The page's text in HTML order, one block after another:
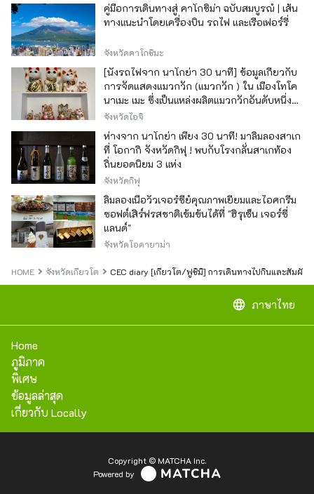
คู่มือการเดินทางสู่ คาโกชิม่า ฉบับสมบูรณ์ | เส้น
ทางแนะนำโดยเครื่องบิน รถไฟ และเรือเฟอร์รี่
จังหวัดคาโกชิมะ
[นั่งรถไฟจาก นาโกย่า 30 นาที] ข้อมูลเกี่ยวกับ
การจัดแสดงแมวกวัก (แมวกวัก ) ใน เมืองโทโค
นาเมะ เมะ ซึ่งเป็นแหล่งผลิตแมวกวักอันดับหนึ่ง
ของญี่ปุ่น
จังหวัดไอจิ
ห่างจาก นาโกย่า เพียง 30 นาที! มาลิ้มลองสาเก
ที่ โอกากิ จังหวัดกิฟุ ! พบกับโรงกลั่นสาเกท้อง
ถิ่นยอดนิยม 3 แห่ง
จังหวัดกิฟุ
ลิ้มลองเนื้อวัวเจอร์ซีย์คุณภาพเยี่ยมและไอศกรีม
ซอฟต์เสิร์ฟรสชาติเข้มข้นได้ที่ "ฮิรุเซ็น เจอร์ซี่
แลนด์"
จังหวัดโอคายาม่า
HOME จังหวัดเกียวโต CEC diary [เกียวโต/ฟูชิมิ] การเดินทางไปกินและสัมผัส
language ภาษาไทย
Home
ภูมิภาค
พิเศษ
ข้อมูลล่าสุด
เกี่ยวกับ Locally
Copyright © MATCHA Inc.
Powered by